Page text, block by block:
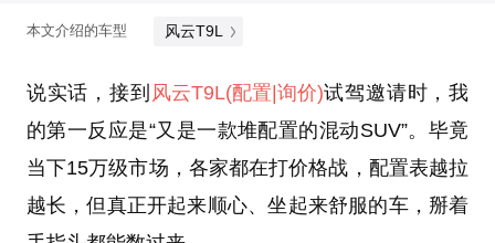
本文介绍的车型 风云T9L
说实话，接到 风云T9L(配置|询价)试驾邀请时，我
的第一反应是“又是一款堆配置的混动SUV”。毕竟
当下15万级市场，各家都在打价格战，配置表越拉
越长，但真正开起来顺心、坐起来舒服的车，掰着